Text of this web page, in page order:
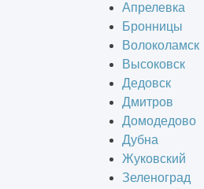
Апрелевка
Бронницы
Волоколамск
Высоковск
Дедовск
Дмитров
Домодедово
Дубна
Жуковский
Зеленоград